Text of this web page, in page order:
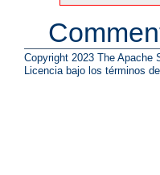
Copyright 2023 The Apache
Licencia bajo los términos